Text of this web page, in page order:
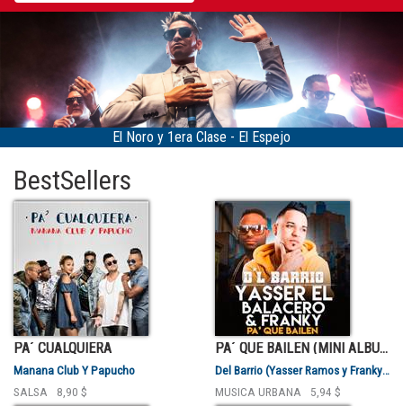
Bárbara Ruiz "La Cubanísima" -
BestSellers
PA´ CUALQUIERA
Manana Club Y Papucho
SALSA
8,90 $
PA´ QUE BAILEN (MINI ALBUM)
Del Barrio (Yasser Ramos y Franky Valentty)
MUSICA URBANA
5,94 $